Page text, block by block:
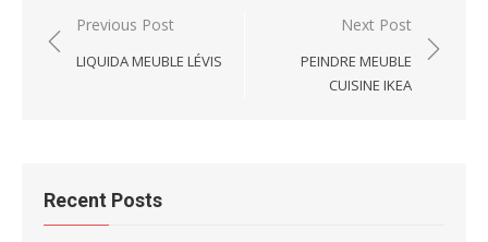
Post
navigation
Previous Post
LIQUIDA MEUBLE LÉVIS
Next Post
PEINDRE MEUBLE
CUISINE IKEA
Recent Posts